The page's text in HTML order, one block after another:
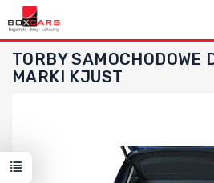
TORBY SAMOCHODOWE
MARKI KJUST